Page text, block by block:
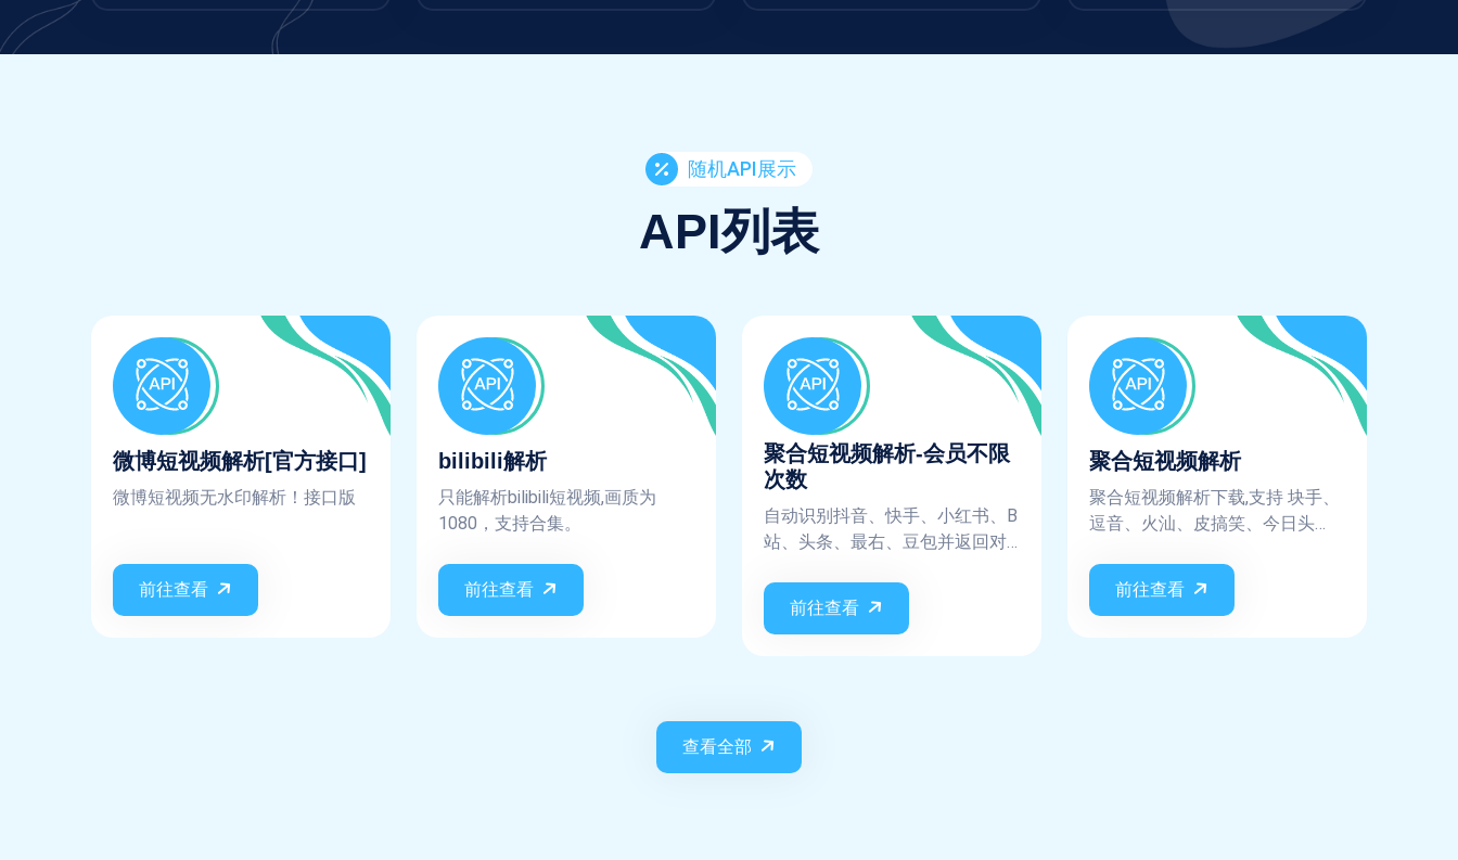
随机API展示
API列表
微博短视频解析[官方接口]
微博短视频无水印解析！接口版
前往查看
bilibili解析
只能解析bilibili短视频,画质为
1080，支持合集。
前往查看
聚合短视频解析-会员不限
次数
自动识别抖音、快手、小红书、B
站、头条、最右、豆包并返回对
前往查看
聚合短视频解析
聚合短视频解析下载,支持 块手、
逗音、火汕、皮搞笑、今日头
秀、趣多拍、微视、美拍、网易
云、陌陌、映客、迅雷、阳光宽
前往查看
查看全部